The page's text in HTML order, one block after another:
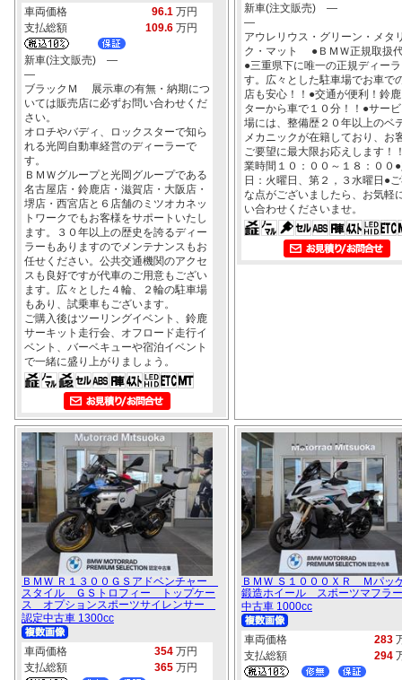
車両価格 96.1 万円
支払総額
109.6 万円
新車(注文販売) ―
―
ブラックＭ 展示車の有無・納期につ
いては販売店に必ずお問い合わせくだ
さい。
オロチやバディ、ロックスターで知ら
れる光岡自動車経営のディーラーで
す。
ＢＭＷグループと光岡グループである
名古屋店・鈴鹿店・滋賀店・大阪店・
堺店・西宮店と６店舗のミツオカネッ
トワークでもお客様をサポートいたし
ます。３０年以上の歴史を誇るディー
ラーもありますのでメンテナンスもお
任せください。公共交通機関のアクセ
スも良好ですが代車のご用意もござい
ます。広々とした４輪、２輪の駐車場
もあり、試乗車もございます。
ご購入後はツーリングイベント、鈴鹿
サーキット走行会、オフロード走行イ
ベント、バーベキューや宿泊イベント
で一緒に盛り上がりましょう。
新車(注文販売) ―
―
アウレリウス・グリーン・メタ
ク・マット ●ＢＭＷ正規取扱
●三重県下に唯一の正規ディー
す。広々とした駐車場でお車で
店も安心！！●交通が便利！鈴
ターから車で１０分！！●サー
場には、整備歴２０年以上のベ
メカニックが在籍しており、お
ご要望に最大限お応えします！
業時間１０：００～１８：００
日：火曜日、第２，３水曜日●
な点がございましたら、お気軽
い合わせくださいませ。
ＢＭＷ Ｒ１３００ＧＳアドベンチャー
スタイル ＧＳトロフィー トップケー
ス オプションスポーツサイレンサー
認定中古車 1300cc
車両価格 354 万円
支払総額
365 万円
ＢＭＷ Ｓ１０００ＸＲ Ｍパ
鍛造ホイール スポーツマフラ
中古車 1000cc
車両価格 283
支払総額
294